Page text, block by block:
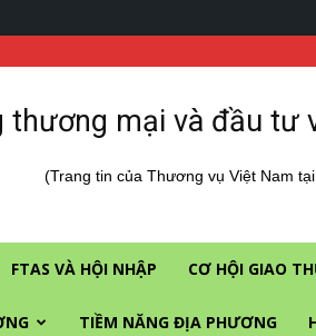
thương mại và đầu tư
(Trang tin của Thương vụ Việt Nam
FTAS VÀ HỘI NHẬP CƠ HỘI GIAO
TIỀM NĂNG ĐỊA PHƯƠNG